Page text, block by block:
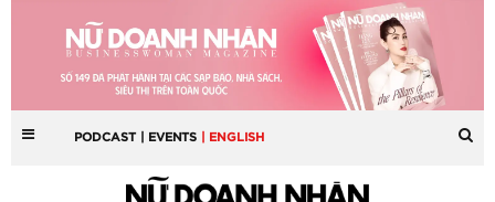
PODCAST | EVENTS | ENGLISH